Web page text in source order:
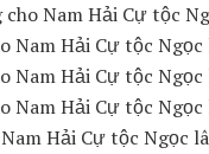
Nam Hải Cự tộc
Nam Hải Cự tộc
Nam Hải Cự tộc
Nam Hải Cự tộc
Hải Cự tộc Ngọc